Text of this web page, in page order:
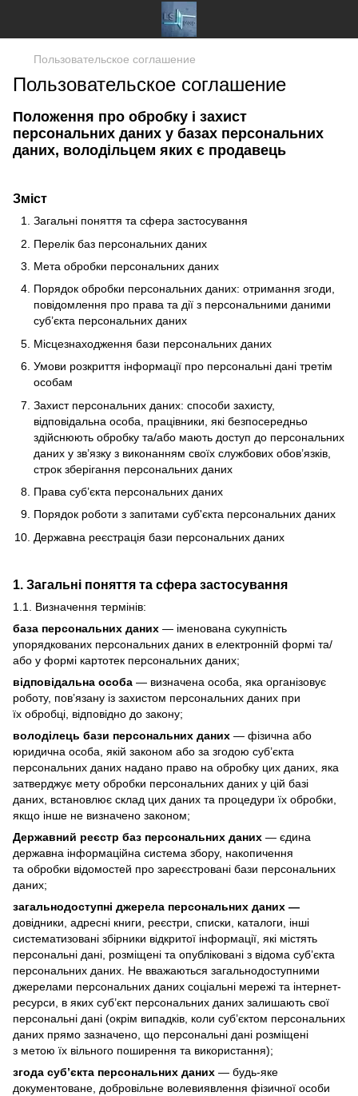
Пользовательское соглашение
Пользовательское соглашение
Положення про обробку і захист
персональних даних у базах персональних
даних, володільцем яких є продавець
Зміст
Загальні поняття та сфера застосування
Перелік баз персональних даних
Мета обробки персональних даних
Порядок обробки персональних даних: отримання згоди,
повідомлення про права та дії з персональними даними
суб’єкта персональних даних
Місцезнаходження бази персональних даних
Умови розкриття інформації про персональні дані третім
особам
Захист персональних даних: способи захисту,
відповідальна особа, працівники, які безпосередньо
здійснюють обробку та/або мають доступ до персональних
даних у зв’язку з виконанням своїх службових обов’язків,
строк зберігання персональних даних
Права суб’єкта персональних даних
Порядок роботи з запитами суб'єкта персональних даних
Державна реєстрація бази персональних даних
1. Загальні поняття та сфера застосування
1.1. Визначення термінів:
база персональних даних — іменована сукупність
упорядкованих персональних даних в електронній формі та/
або у формі картотек персональних даних;
відповідальна особа — визначена особа, яка організовує
роботу, пов’язану із захистом персональних даних при
їх обробці, відповідно до закону;
володілець бази персональних даних — фізична або
юридична особа, якій законом або за згодою суб’єкта
персональних даних надано право на обробку цих даних, яка
затверджує мету обробки персональних даних у цій базі
даних, встановлює склад цих даних та процедури їх обробки,
якщо інше не визначено законом;
Державний реєстр баз персональних даних — єдина
державна інформаційна система збору, накопичення
та обробки відомостей про зареєстровані бази персональних
даних;
загальнодоступні джерела персональних даних —
довідники, адресні книги, реєстри, списки, каталоги, інші
систематизовані збірники відкритої інформації, які містять
персональні дані, розміщені та опубліковані з відома суб’єкта
персональних даних. Не вважаються загальнодоступними
джерелами персональних даних соціальні мережі та інтернет-
ресурси, в яких суб’єкт персональних даних залишають свої
персональні дані (окрім випадків, коли суб’єктом персональних
даних прямо зазначено, що персональні дані розміщені
з метою їх вільного поширення та використання);
згода суб’єкта персональних даних — будь-яке
документоване, добровільне волевиявлення фізичної особи